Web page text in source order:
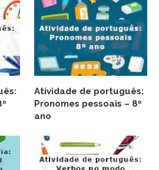
Atividade de português:
Pronomes pessoais – 8º
ano